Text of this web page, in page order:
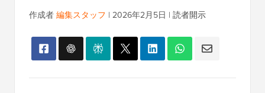
作成者 編集スタッフ | 2026年2月5日 | 読者開示